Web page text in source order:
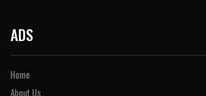
ADS
Home
About Us